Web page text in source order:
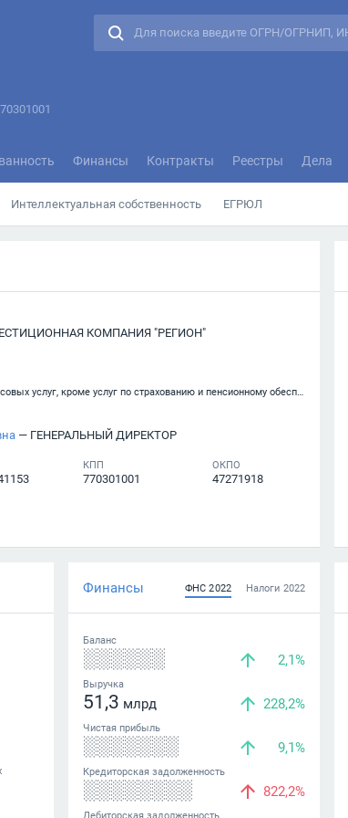
Финансы Контракты Реестры Дела
Интеллектуальная собственность ЕГРЮЛ
КОМПАНИЯ "РЕГИОН"
64.99 — Предоставление прочих финансовых услуг, кроме услуг по страхованию и пенсионному обеспечению, не включенных в другие группировки
— ГЕНЕРАЛЬНЫЙ ДИРЕКТОР
КПП
770301001
ОКПО
47271918
Финансы ФНС 2022 Налоги 2022
Баланс
░░░░░░ 2,1%
Выручка
51,3 млрд 228,2%
Чистая прибыль
░░░░░░░ 9,1%
Кредиторская задолженность
░░░░░░░░ 822,2%
Дебиторская задолженность